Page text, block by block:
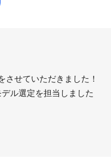
せていただきました！
ル選定を担当しました